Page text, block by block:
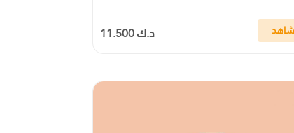
د.ك 11.500 شاهد